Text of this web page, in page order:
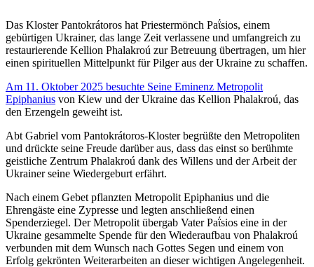
Das Kloster Pantokrátoros hat Priestermönch Paΐsios, einem
gebürtigen Ukrainer, das lange Zeit verlassene und umfangreich zu
restaurierende Kellion Phalakroú zur Betreuung übertragen, um hier
einen spirituellen Mittelpunkt für Pilger aus der Ukraine zu schaffen.
Am 11. Oktober 2025 besuchte Seine Eminenz Metropolit
Epiphanius von Kiew und der Ukraine das Kellion Phalakroú, das
den Erzengeln geweiht ist.
Abt Gabriel vom Pantokrátoros-Kloster begrüßte den Metropoliten
und drückte seine Freude darüber aus, dass das einst so berühmte
geistliche Zentrum Phalakroú dank des Willens und der Arbeit der
Ukrainer seine Wiedergeburt erfährt.
Nach einem Gebet pflanzten Metropolit Epiphanius und die
Ehrengäste eine Zypresse und legten anschließend einen
Spenderziegel. Der Metropolit übergab Vater Paΐsios eine in der
Ukraine gesammelte Spende für den Wiederaufbau von Phalakroú
verbunden mit dem Wunsch nach Gottes Segen und einem von
Erfolg gekrönten Weiterarbeiten an dieser wichtigen Angelegenheit.